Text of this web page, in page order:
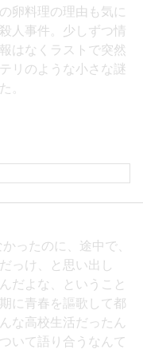
卵料理の理由も気に
人事件。少しずつ情
はなくラストで突然
リのような小さな謎
。
ったのに、途中で、
っけ、と思い出し
だよな、ということ
に青春を謳歌して都
な高校生活だったん
いて語り合うなんて